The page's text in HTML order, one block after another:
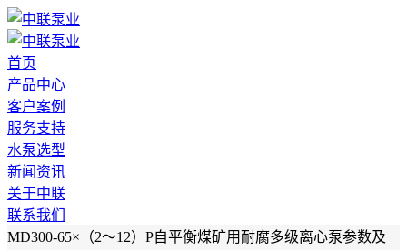
首页
产品中心
客户案例
服务支持
水泵选型
新闻资讯
关于中联
联系我们
MD300-65×（2～12）P自平衡煤矿用耐腐多级离心泵参数及